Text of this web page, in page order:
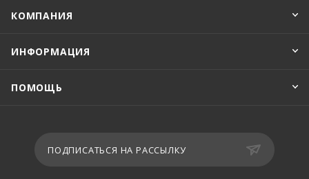
КОМПАНИЯ
ИНФОРМАЦИЯ
ПОМОЩЬ
ПОДПИСАТЬСЯ НА РАССЫЛКУ